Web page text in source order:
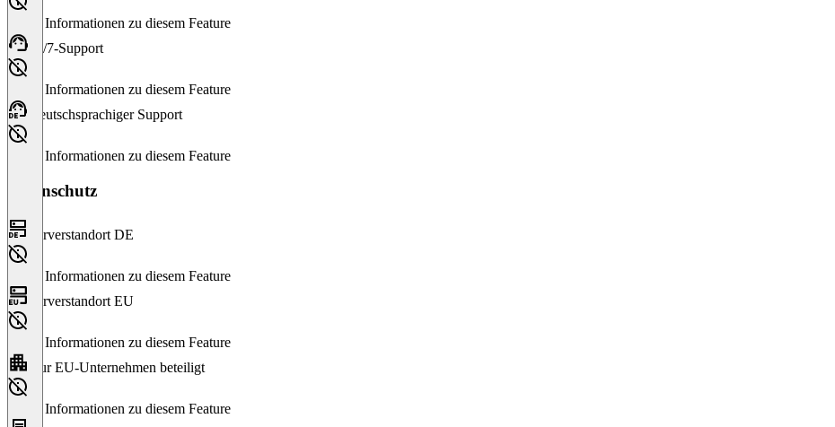
Keine Informationen zu diesem Feature
24/7-Support
Keine Informationen zu diesem Feature
Deutschsprachiger Support
Keine Informationen zu diesem Feature
Datenschutz
Serverstandort DE
Keine Informationen zu diesem Feature
Serverstandort EU
Keine Informationen zu diesem Feature
Nur EU-Unternehmen beteiligt
Keine Informationen zu diesem Feature